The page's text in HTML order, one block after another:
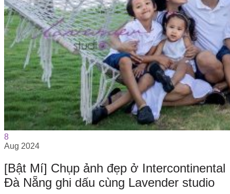
8
Aug 2024
[Bật Mí] Chụp ảnh đẹp ở Intercontinental
Đà Nẵng ghi dấu cùng Lavender studio